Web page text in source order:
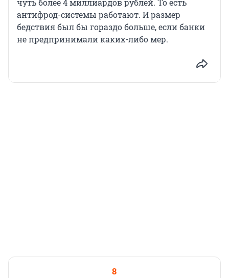
чуть более 4 миллиардов рублей. То есть
антифрод-системы работают. И размер
бедствия был бы гораздо больше, если банки
не предпринимали каких-либо мер.
8